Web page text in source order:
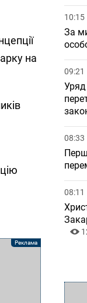
на
10:15
За
09:21
08:33
08:11